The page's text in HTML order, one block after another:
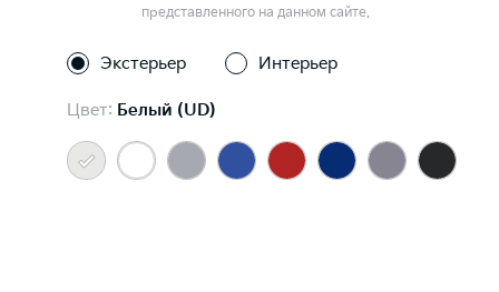
представленного на данном сайте.
Экстерьер Интерьер
Цвет: Белый (UD)